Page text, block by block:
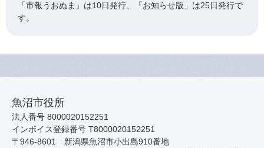
「市報うおぬま」は10日発行、「お知らせ版」は25日発行で
す。
魚沼市役所
法人番号 8000020152251
インボイス登録番号 T8000020152251
〒946-8601 新潟県魚沼市小出島910番地